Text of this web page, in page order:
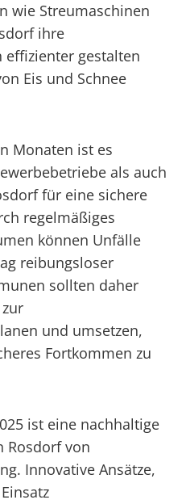
wie Streumaschinen
ihre
gestalten
Eis und Schnee
Monaten ist es
als auch
für eine sichere
regelmäßiges
können Unfälle
reibungsloser
sollten daher
und umsetzen,
Fortkommen zu
ist eine nachhaltige
Rosdorf von
Innovative Ansätze,